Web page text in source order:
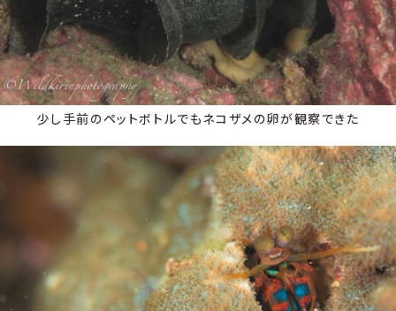
少し手前のペットボトルでもネコザメの卵が観察できた